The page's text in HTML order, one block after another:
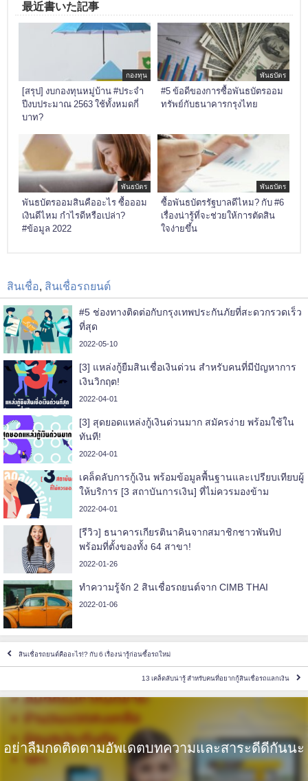
最近書いた記事
กองทุน
[สรุป] งบกองทุนหมู่บ้าน #ประจำ
ปีงบประมาณ 2563 ใช้ทั้งหมดกี่
บาท?
พันธบัตร
#5 ข้อดีของการซื้อพันธบัตรออม
ทรัพย์กับธนาคารกรุงไทย
พันธบัตร
พันธบัตรออมสินคืออะไร ซื้อออม
เงินดีไหม กำไรดีหรือเปล่า?
#ข้อมูล 2022
พันธบัตร
ซื้อพันธบัตรรัฐบาลดีไหม? กับ #6
เรื่องน่ารู้ที่จะช่วยให้การตัดสิน
ใจง่ายขึ้น
สินเชื่อ, สินเชื่อรถยนต์
#5 ช่องทางติดต่อกับกรุงเทพประกันภัยที่สะดวกรวดเร็ว
ที่สุด
2022-05-10
[3] แหล่งกู้ยืมสินเชื่อเงินด่วน สำหรับคนที่มีปัญหาการ
เงินวิกฤต!
2022-04-01
[3] สุดยอดแหล่งกู้เงินด่วนมาก สมัครง่าย พร้อมใช้ใน
ทันที!
2022-04-01
เคล็ดลับการกู้เงิน พร้อมข้อมูลพื้นฐานและเปรียบเทียบผู้
ให้บริการ [3 สถาบันการเงิน] ที่ไม่ควรมองข้าม
2022-04-01
[รีวิว] ธนาคารเกียรตินาคินจากสมาชิกชาวพันทิป
พร้อมที่ตั้งของทั้ง 64 สาขา!
2022-01-26
ทำความรู้จัก 2 สินเชื่อรถยนต์จาก CIMB THAI
2022-01-06
สินเชื่อรถยนต์คืออะไร!? กับ 6 เรื่องน่ารู้ก่อนซื้อรถใหม่
13 เคล็ดลับน่ารู้ สำหรับคนที่อยากกู้สินเชื่อรถแลกเงิน
อย่าลืมกดติดตามอัพเดตบทความและสาระดีดีกันนะ